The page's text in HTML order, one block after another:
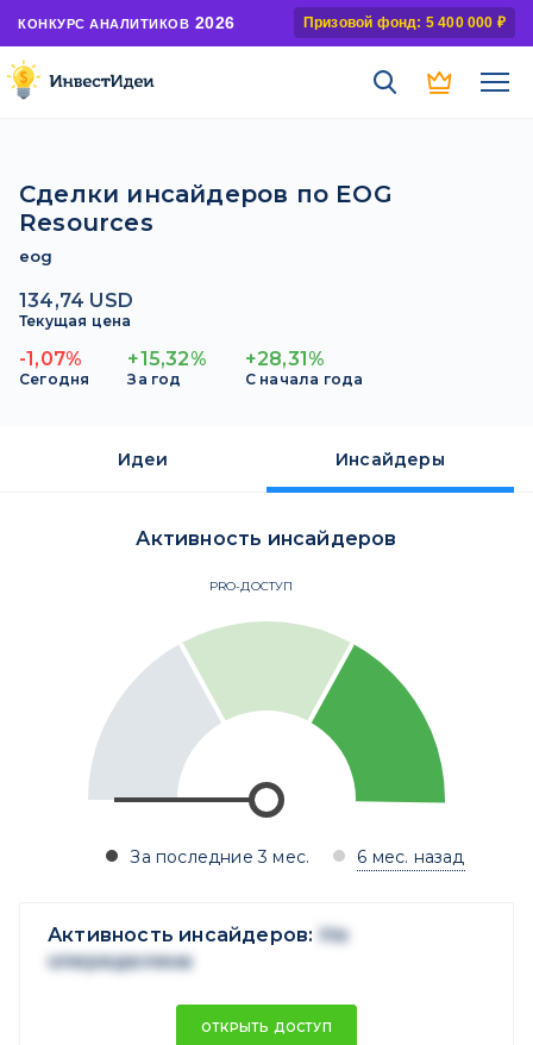
КОНКУРС АНАЛИТИКОВ 2026 Призовой фонд: 5 400 000 ₽
Сделки инсайдеров по EOG
Resources
eog
134,74 USD
Текущая цена
-1,07%
Сегодня
+15,32%
За год
+28,31%
С начала года
Идеи Инсайдеры
Активность инсайдеров
PRO-ДОСТУП
За последние 3 мес. 6 мес. назад
Активность инсайдеров: Не
опеределена
ОТКРЫТЬ ДОСТУП